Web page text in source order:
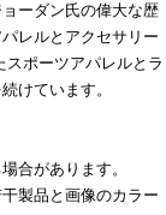
ーダン氏の偉大な歴
レルとアクセサリー
ポーツアパレルとラ
けています。
合があります。
製品と画像のカラー